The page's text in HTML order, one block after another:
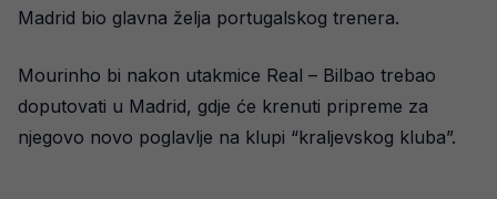
Madrid bio glavna želja portugalskog trenera.
Mourinho bi nakon utakmice Real – Bilbao trebao
doputovati u Madrid, gdje će krenuti pripreme za
njegovo novo poglavlje na klupi “kraljevskog kluba”.